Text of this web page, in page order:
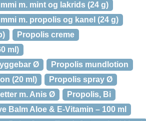
m. mint og lakrids (24 g)
m. propolis og kanel (24 g)
Propolis creme
ml)
Ø
Propolis mundlotion
(20 ml)
Propolis spray Ø
m. Anis Ø
Propolis, Bi
Balm Aloe & E-Vitamin – 100 ml